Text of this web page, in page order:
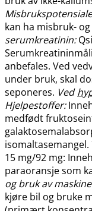
kan ha misbruk-
serumkreatinin:
anbefales. Ved
under bruk, skal
seponeres. Ved
Hjelpestoffer:
medfødt
isomaltasemangel.
15 mg/92 mg:
paraoransje som
og bruk av
kjøre bil og bruke